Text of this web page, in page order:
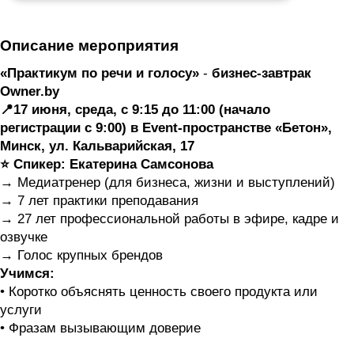
Описание мероприятия
«Практикум по речи и голосу» - бизнес-завтрак
Owner.by
📍17 июня, среда, с 9:15 до 11:00 (начало
регистрации с 9:00) в Event-пространстве «Бетон»,
Минск, ул. Кальварийская, 17
⭐️ Спикер: Екатерина Самсонова
→ Медиатренер (для бизнеса, жизни и выступлений)
→ 7 лет практики преподавания
→ 27 лет профессиональной работы в эфире, кадре и
озвучке
→ Голос крупных брендов
Учимся:
• Коротко объяснять ценность своего продукта или
услуги
• Фразам вызывающим доверие